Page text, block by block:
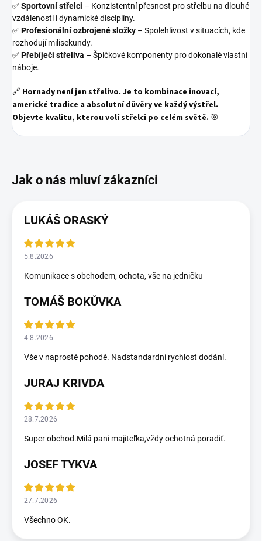
✅Sportovní střelci – Konzistentní přesnost pro střelbu na dlouhé
vzdálenosti i dynamické disciplíny.
✅Profesionální ozbrojené složky – Spolehlivost v situacích, kde
rozhodují milisekundy.
✅Přebíječi střeliva – Špičkové komponenty pro dokonalé vlastní
náboje.
🔗 Hornady není jen střelivo. Je to kombinace inovací,
americké tradice a absolutní důvěry ve každý výstřel.
Objevte kvalitu, kterou volí střelci po celém světě. 🎯
LUKÁŠ ORASKÝ
5.8.2026
Komunikace s obchodem, ochota, vše na jedničku
TOMÁŠ BOKŮVKA
4.8.2026
Vše v naprosté pohodě. Nadstandardní rychlost dodání.
JURAJ KRIVDA
28.7.2026
Super obchod.Milá pani majiteľka,vždy ochotná poradiť.
JOSEF TYKVA
27.7.2026
Všechno OK.